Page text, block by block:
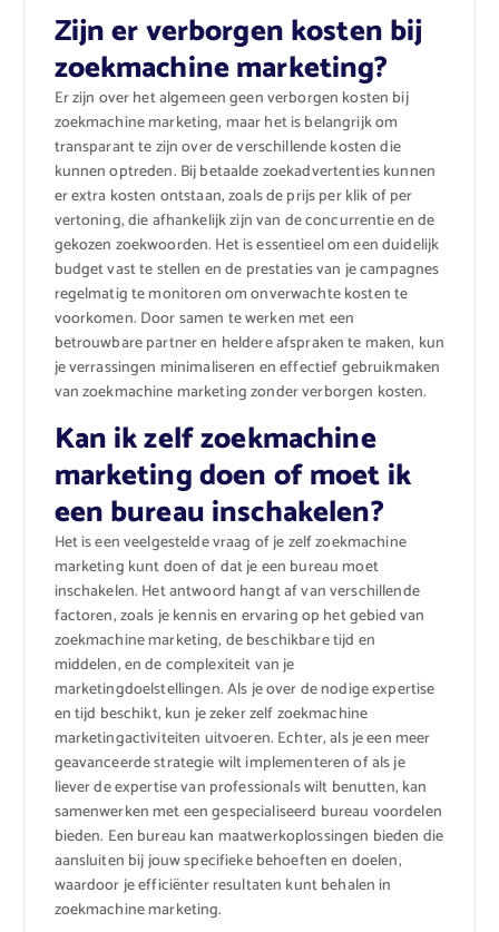
Zijn er verborgen kosten bij
zoekmachine marketing?
Er zijn over het algemeen geen verborgen kosten bij
zoekmachine marketing, maar het is belangrijk om
transparant te zijn over de verschillende kosten die
kunnen optreden. Bij betaalde zoekadvertenties kunnen
er extra kosten ontstaan, zoals de prijs per klik of per
vertoning, die afhankelijk zijn van de concurrentie en de
gekozen zoekwoorden. Het is essentieel om een duidelijk
budget vast te stellen en de prestaties van je campagnes
regelmatig te monitoren om onverwachte kosten te
voorkomen. Door samen te werken met een
betrouwbare partner en heldere afspraken te maken, kun
je verrassingen minimaliseren en effectief gebruikmaken
van zoekmachine marketing zonder verborgen kosten.
Kan ik zelf zoekmachine
marketing doen of moet ik
een bureau inschakelen?
Het is een veelgestelde vraag of je zelf zoekmachine
marketing kunt doen of dat je een bureau moet
inschakelen. Het antwoord hangt af van verschillende
factoren, zoals je kennis en ervaring op het gebied van
zoekmachine marketing, de beschikbare tijd en
middelen, en de complexiteit van je
marketingdoelstellingen. Als je over de nodige expertise
en tijd beschikt, kun je zeker zelf zoekmachine
marketingactiviteiten uitvoeren. Echter, als je een meer
geavanceerde strategie wilt implementeren of als je
liever de expertise van professionals wilt benutten, kan
samenwerken met een gespecialiseerd bureau voordelen
bieden. Een bureau kan maatwerkoplossingen bieden die
aansluiten bij jouw specifieke behoeften en doelen,
waardoor je efficiënter resultaten kunt behalen in
zoekmachine marketing.